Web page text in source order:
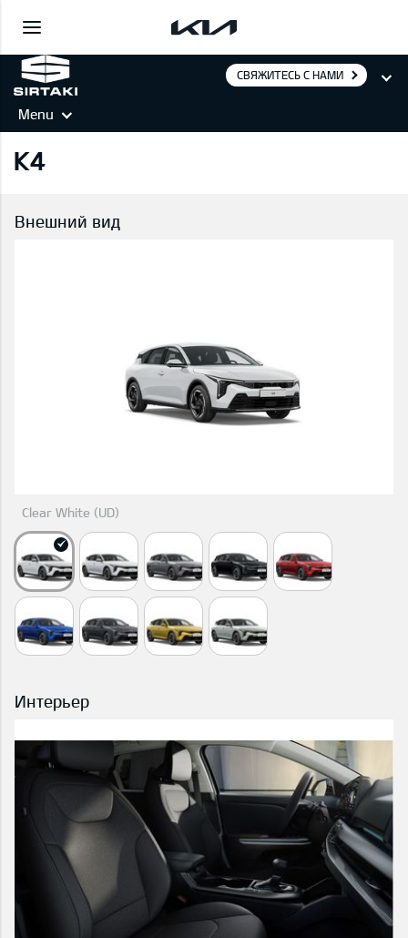
СВЯЖИТЕСЬ С НАМИ
Menu
K4
Внешний вид
Clear White (UD)
Интерьер